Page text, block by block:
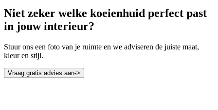
Niet zeker welke koeienhuid perfect past
in jouw interieur?
Stuur ons een foto van je ruimte en we adviseren de juiste maat,
kleur en stijl.
Vraag gratis advies aan->